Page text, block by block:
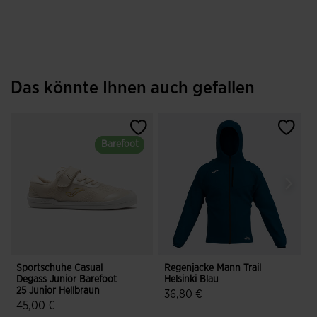
Das könnte Ihnen auch gefallen
Barefoot
Barefoot
Sportschuhe Casual
Degass Junior Barefoot
25 Junior Hellbraun
45,00 €
Regenjacke Mann Trail
Helsinki Blau
36,80 €